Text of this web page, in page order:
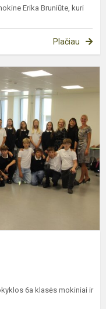
Erika Bruniūte, kuri
Plačiau
6a klasės mokiniai ir